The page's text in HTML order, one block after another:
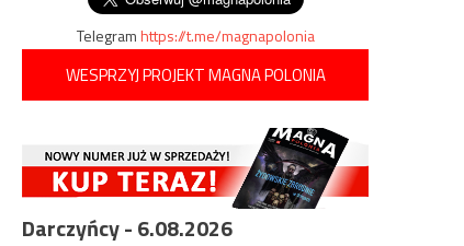
Telegramhttps://t.me/magnapolonia
WESPRZYJ PROJEKT MAGNA POLONIA
Darczyńcy - 6.08.2026